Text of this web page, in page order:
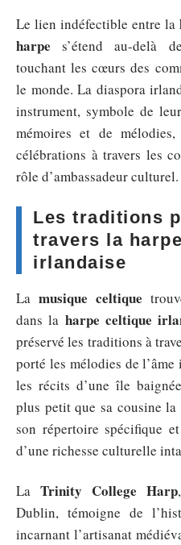
Le lien indéfectible entre la
harpe s’étend au-delà
touchant les cœurs des
le monde. La diaspora
instrument, symbole de
mémoires et de
célébrations à travers les
rôle d’ambassadeur culturel.
Les traditions
travers la
irlandaise
La musique celtique
dans la harpe celtique
préservé les traditions à
porté les mélodies de l’âme
les récits d’une île
plus petit que sa cousine
son répertoire spécifique
d’une richesse culturelle
La Trinity College Harp
Dublin, témoigne de
incarnant l’artisanat